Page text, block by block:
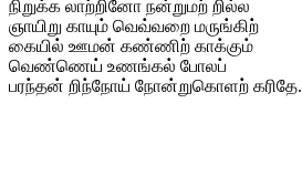
நிறுக்க லாற்றினோ நன்றுமற் றில்ல
ஞாயிறு காயும் வெவ்வறை மருங்கிற்
கையில் ஊமன் கண்ணிற் காக்கும்
வெண்ணெய் உணங்கல் போலப்
பரந்தன் றிந்நோய் நோன்றுகொளற் கரிதே.